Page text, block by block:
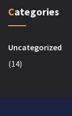
Categories
Uncategorized
(14)